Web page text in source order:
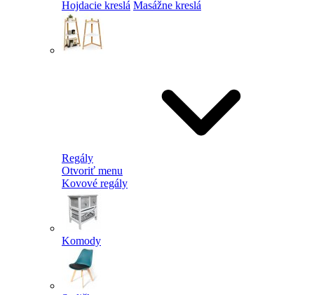
Hojdacie kreslá Masážne kreslá
Regály
Otvoriť menu
Kovové regály
Komody